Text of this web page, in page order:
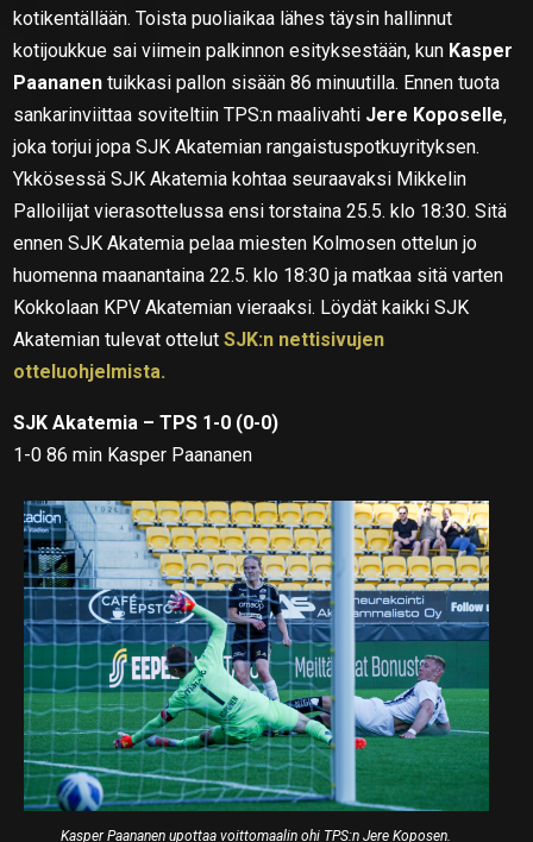
kotikentällään. Toista puoliaikaa lähes täysin hallinnut
kotijoukkue sai viimein palkinnon esityksestään, kun Kasper
Paananen tuikkasi pallon sisään 86 minuutilla. Ennen tuota
sankarinviittaa soviteltiin TPS:n maalivahti Jere Koposelle,
joka torjui jopa SJK Akatemian rangaistuspotkuyrityksen.
Ykkösessä SJK Akatemia kohtaa seuraavaksi Mikkelin
Palloilijat vierasottelussa ensi torstaina 25.5. klo 18:30. Sitä
ennen SJK Akatemia pelaa miesten Kolmosen ottelun jo
huomenna maanantaina 22.5. klo 18:30 ja matkaa sitä varten
Kokkolaan KPV Akatemian vieraaksi. Löydät kaikki SJK
Akatemian tulevat ottelutSJK:n nettisivujen
otteluohjelmista.
SJK Akatemia – TPS 1-0 (0-0)
1-0 86 min Kasper Paananen
Kasper Paananen upottaa voittomaalin ohi TPS:n Jere Koposen.